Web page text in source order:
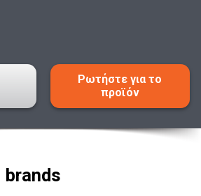
Ρωτήστε για το
προϊόν
brands